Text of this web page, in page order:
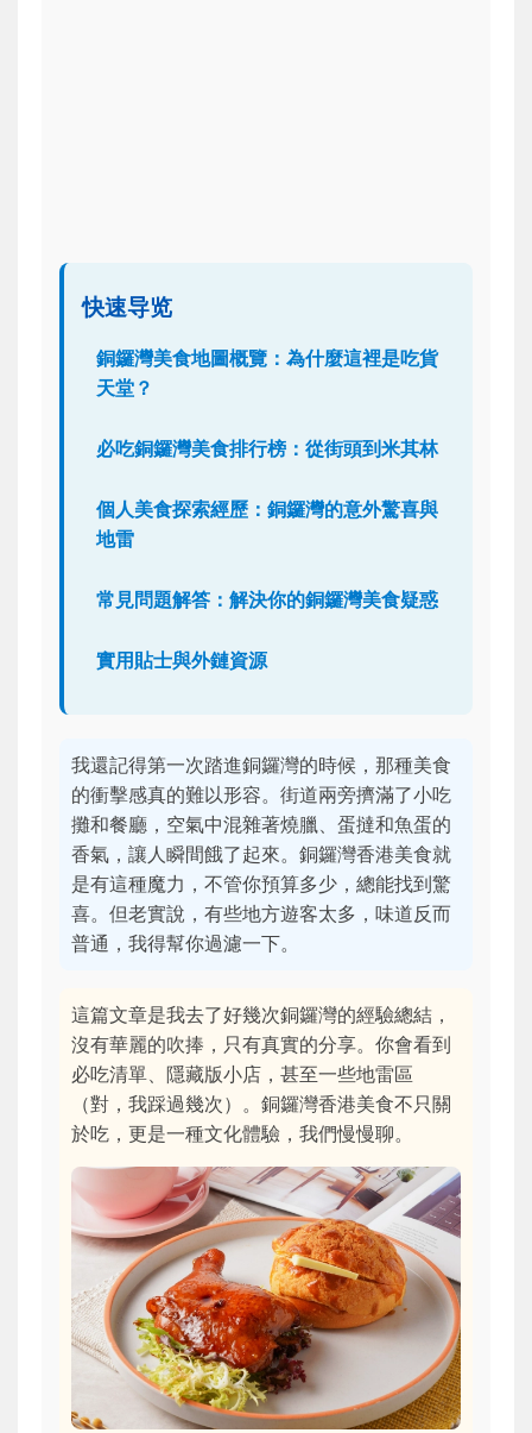
快速导览
銅鑼灣美食地圖概覽：為什麼這裡是吃貨
天堂？
必吃銅鑼灣美食排行榜：從街頭到米其林
個人美食探索經歷：銅鑼灣的意外驚喜與
地雷
常見問題解答：解決你的銅鑼灣美食疑惑
實用貼士與外鏈資源
我還記得第一次踏進銅鑼灣的時候，那種美食
的衝擊感真的難以形容。街道兩旁擠滿了小吃
攤和餐廳，空氣中混雜著燒臘、蛋撻和魚蛋的
香氣，讓人瞬間餓了起來。銅鑼灣香港美食就
是有這種魔力，不管你預算多少，總能找到驚
喜。但老實說，有些地方遊客太多，味道反而
普通，我得幫你過濾一下。
這篇文章是我去了好幾次銅鑼灣的經驗總結，
沒有華麗的吹捧，只有真實的分享。你會看到
必吃清單、隱藏版小店，甚至一些地雷區
（對，我踩過幾次）。銅鑼灣香港美食不只關
於吃，更是一種文化體驗，我們慢慢聊。